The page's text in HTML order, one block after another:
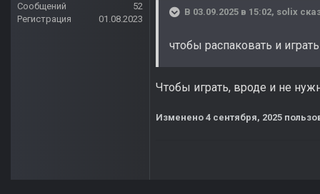
Сообщений
52
Регистрация
01.08.2023
В 03.09.2025 в 15:02, solix
чтобы распаковать и
Чтобы играть, вроде и не
Изменено 4 сентября, 2025